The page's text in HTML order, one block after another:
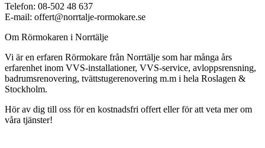
Telefon: 08-502 48 637
E-mail: offert@norrtalje-rormokare.se
Om Rörmokaren i Norrtälje
Vi är en erfaren Rörmokare från Norrtälje som har många års
erfarenhet inom VVS-installationer, VVS-service, avloppsrensning,
badrumsrenovering, tvättstugerenovering m.m i hela Roslagen &
Stockholm.
Hör av dig till oss för en kostnadsfri offert eller för att veta mer om
våra tjänster!